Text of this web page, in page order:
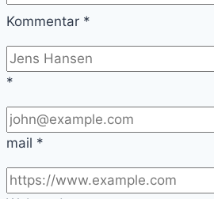
Kommentar *
*
mail *